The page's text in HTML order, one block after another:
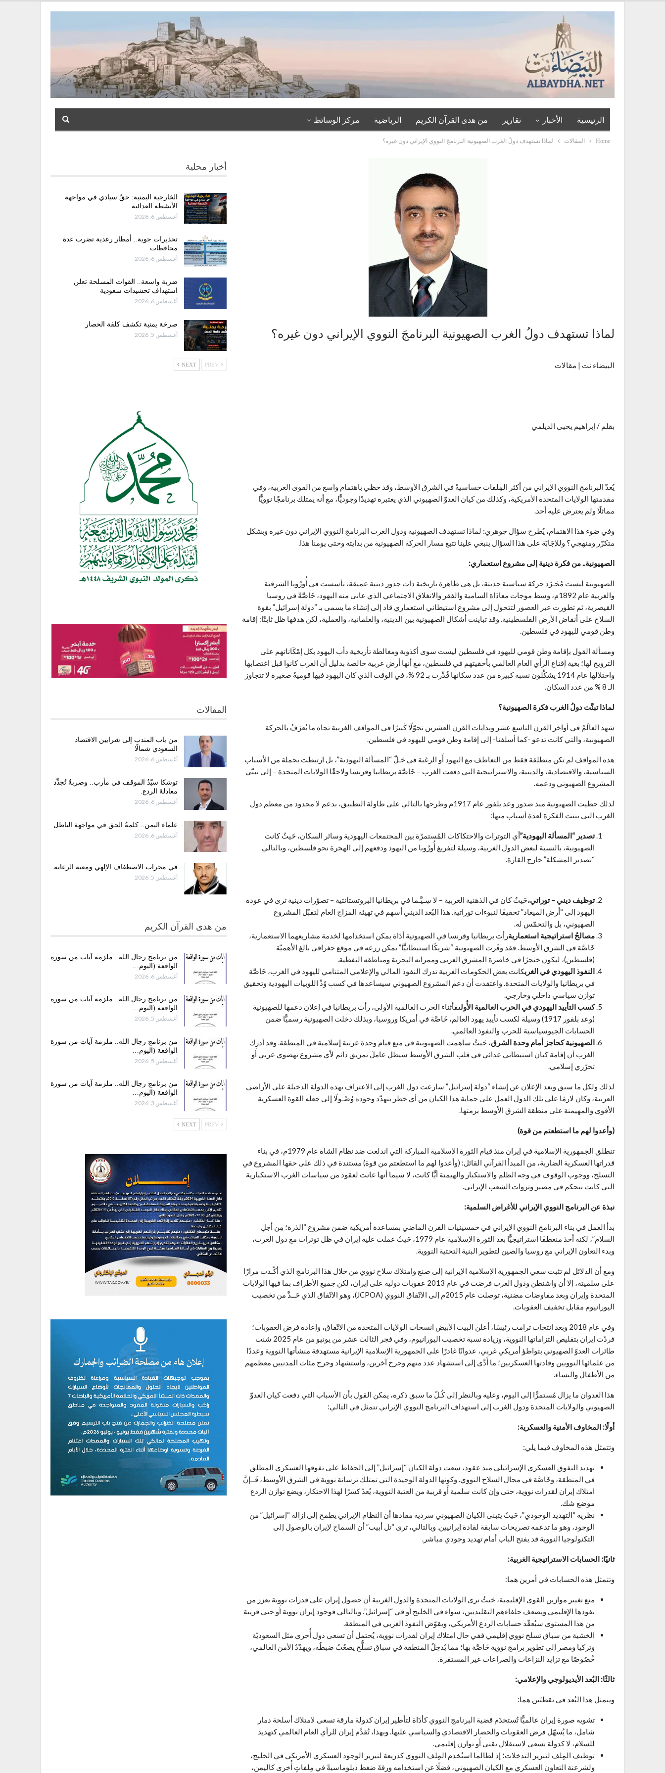
الرئيسية الأخبار تقارير من هدى القرآن الكريم الرياضية مركز الوسائظ
Home المقالات لماذا تستهدف دولُ الغرب الصهيونية البرنامجَ النووي الإيراني دون غيره؟
لماذا تستهدف دولُ الغرب الصهيونية البرنامجَ النووي الإيراني دون غيره؟
البيضاء نت | مقالات
بقلم / إبراهيم يحيى الديلمي
يُعدّ البرنامج النووي الإيراني من أكثر المِلفات حساسيةً في الشرق الأوسط، وقد حظي باهتمام واسع من القوى الغربية، وفي
مقدمتها الولايات المتحدة الأمريكية، وكذلك من كيان العدوّ الصهيوني الذي يعتبره تهديدًا وجوديًّا، مع أنه يمتلك برنامجًا نوويًّا
مماثلًا ولم يعترض عليه أحد.
وفي ضوء هذا الاهتمام، يُطرح سؤال جوهري: لماذا تستهدف الصهيونية ودول الغرب البرنامج النووي الإيراني دون غيره وبشكل
متكرّر ومنهجي؟ وللإجَابَة على هذا السؤال ينبغي علينا تتبع مسار الحركة الصهيونية من بدايته وحتى يومنا هذا.
الصهيونية.. من فكرة دينية إلى مشروع استعماري:
الصهيونية ليست مُجَـرّد حركة سياسية حديثة، بل هي ظاهرة تاريخية ذات جذور دينية عميقة، تأسست في أُورُوبا الشرقية
والغربية عام 1892م، وسط موجات معادَاة السامية والفقر والانغلاق الاجتماعي الذي عانى منه اليهود، خَاصَّةً في روسيا
القيصرية، ثم تطورت عبر العصور لتتحول إلى مشروع استيطاني استعماري قاد إلى إنشاء ما يسمى بـ “دولة إسرائيل” بقوة
السلاح على أنقاض الأرض الفلسطينية. وقد تباينت أشكال الصهيونية بين الدينية، والعلمانية، والعملية، لكن هدفها ظل ثابتًا: إقامة
وطن قومي لليهود في فلسطين.
ومسألة القول بإقامة وطن قومي لليهود في فلسطين ليست سوى أكذوبة ومغالطة تأريخية دأب اليهود بكل إمْكَاناتهم على
الترويج لها؛ بغية إقناع الرأي العام العالمي بأحقيتهم في فلسطين، مع أنها أرض عربية خالصة بدليل أن العرب كانوا قبل اغتصابها
واحتلالها عام 1914 يشكِّلون نسبة كبيرة من عدد سكانها قُدِّرت بـ 92 %، في الوقت الذي كان اليهود فيها قوميةٌ صغيرة لا تتجاوز
الـ 8 % من عدد السكان.
لماذا تبنَّت دولُ الغرب فكرةَ الصهيونية؟
شهد العالَمُ في أواخر القرن التاسع عشر وبدايات القرن العشرين تحوّلًا كَبيرًا في المواقف الغربية تجاه ما يُعرَفُ بالحركة
الصهيونية، والتي كانت تدعو -كما أسلفنا- إلى إقامة وطن قومي لليهود في فلسطين.
هذه المواقف لم تكن منطلقة فقط من التعاطف مع اليهود أَو الرغبة في حَـلّ “المسألة اليهودية”، بل ارتبطت بجملة من الأسباب
السياسية، والاقتصادية، والدينية، والاستراتيجية التي دفعت الغرب – خَاصَّة بريطانيا وفرنسا ولاحقًا الولايات المتحدة – إلى تبنّي
المشروع الصهيوني ودعمه.
لذلك حظيت الصهيونية منذ صدور وعد بلفور عام 1917م وطرحها بالتالي على طاولة التطبيق، بدعم لا محدود من معظم دول
الغرب التي تبنت الفكرة لعدة أسباب منها:
تصدير “المسألة اليهودية”أي التوترات والاحتكاكات المُستمرّة بين المجتمعات اليهودية وسائر السكان، حَيثُ كانت
الصهيونية، بالنسبة لبعض الدول الغربية، وسيلة لتفريغ أُورُوبا من اليهود ودفعهم إلى الهجرة نحو فلسطين، وبالتالي
“تصدير المشكلة” خارج القارة.
توظيف ديني – توراتي،حَيثُ كان في الذهنية الغربية – لا سِـيَّـما في بريطانيا البروتستانتية – تصوّرات دينية ترى في عودة
اليهود إلى “أرض الميعاد” تحقيقًا لنبوءات توراتية. هذا البُعد الديني أسهم في تهيئة المزاج العام لتقبّل المشروع
الصهيوني، بل والتحمّس له.
مصالحُ استراتيجية استعماريةرأت بريطانيا وفرنسا في الصهيونية أدَاة يمكن استخدامها لخدمة مشاريعهما الاستعمارية،
خَاصَّة في الشرق الأوسط. فقد وفّرت الصهيونية “شريكًا استيطانيًّا” يمكن زرعه في موقع جغرافي بالغ الأهميّة
(فلسطين)، ليكون خنجرًا في خاصرة المشرق العربي وممراته البحرية ومناطقه النفطية.
النفوذ اليهودي في الغربكانت بعض الحكومات الغربية تدرك النفوذ المالي والإعلامي المتنامي لليهود في الغرب، خَاصَّة
في بريطانيا والولايات المتحدة. واعتقدت أن دعم المشروع الصهيوني سيساعدها في كسب وُدِّ اللوبيات اليهودية وتحقيق
توازن سياسي داخلي وخارجي.
كسب التأييد اليهودي في الحرب العالمية الأُولىفأثناء الحرب العالمية الأولى، رأت بريطانيا في إعلان دعمها للصهيونية
(وعد بلفور 1917) وسيلة لكسب تأييد يهود العالم، خَاصَّة في أمريكا وروسيا، وبذلك دخلت الصهيونية رسميًّا ضمن
الحسابات الجيوسياسية للحرب والنفوذ العالمي.
الصهيونية كحاجز أمام وحدة الشرق، حَيثُ ساهمت الصهيونية في منع قيام وحدة عربية إسلامية في المنطقة. وقد أدرك
الغرب أن إقامة كيان استيطاني عدائي في قلب الشرق الأوسط سيظل عاملَ تمزيق دائم لأي مشروع نهضوي عربي أَو
تحرّري إسلامي.
لذلك ولكل ما سيق وبعد الإعلان عن إنشاء “دولة إسرائيل” سارعت دول الغرب إلى الاعتراف بهذه الدولة الدخيلة على الأراضي
العربية، وكان لازمًا على تلك الدول العمل على حماية هذا الكيان من أي خطر يتهدّد وجوده وُصُـولًا إلى جعله القوة العسكرية
الأقوى والمهيمنة على منطقة الشرق الأوسط برمتها.
(وأعدوا لهم ما استطعتم من قوة)
تنطلق الجمهورية الإسلامية في إيران منذ قيام الثورة الإسلامية المباركة التي اندلعت ضد نظام الشاة عام 1979م، في بناء
قدراتها العسكرية الضاربة، من المبدأ القرآني القائل: (وأعدوا لهم ما استطعتم من قوة) مستندة في ذلك على حقها المشروع في
التسلح، ووجوب الوقوف في وجه الظلم والاستكبار والهيمنة أيًّا كانت، لا سيما أنها عانت لعقود من سياسات الغرب الاستكبارية
التي كانت تتحكم في مصير وثروات الشعب الإيراني.
نبذة عن البرنامج النووي الإيراني للأغراض السلمية:
بدأ العمل في بناء البرنامج النووي الإيراني في خمسينيات القرن الماضي بمساعدة أمريكية ضمن مشروع “الذرة؛ مِن أجلِ
السلام”، لكنه أخذ منعطفًا استراتيجيًّا بعد الثورة الإسلامية عام 1979، حَيثُ عملت عليه إيران في ظل توترات مع دول الغرب،
وبدء التعاون الإيراني مع روسيا والصين لتطوير البنية التحتية النووية.
ومع أن الدلائل لم تثبت سعي الجمهورية الإسلامية الإيرانية إلى صنع وامتلاك سلاح نووي من خلال هذا البرنامج الذي أكّـدت مرارًا
على سلميته، إلا أن واشنطن ودول الغرب فرضت في عام 2013 عقوبات دولية على إيران، لكن جميع الأطراف بما فيها الولايات
المتحدة وإيران وبعد مفاوضات مضنية، توصلت عام 2015م إلى الاتّفاق النووي (
JCPOA)، وهو الاتّفاق الذي حَــدَّ من تخصيب
اليورانيوم مقابل تخفيف العقوبات.
وفي عام 2018 وبعد انتخاب ترامب رئيسًا، أعلن البيت الأبيض انسحاب الولايات المتحدة من الاتّفاق، وإعادة فرض العقوبات؛
فردّت إيران بتقليص التزاماتها النووية، وزيادة نسبة تخصيب اليورانيوم، وفي فجر الثالث عشر من يونيو من عام 2025 شنت
طائرات العدوّ الصهيوني بتواطؤ أمريكي غربي، عدوانًا غادرًا على الجمهورية الإسلامية الإيرانية مستهدفة منشأتها النووية وعددًا
من علمائها النوويين وقادتها العسكريين؛ ما أَدَّى إلى استشهاد عدد منهم وجرح آخرين، واستشهاد وجرح مئات المدنيين معظمهم
من الأطفال والنساء.
هذا العدوان ما يزال مُستمرًّا إلى اليوم، وعليه وبالنظر إلى كُـلّ ما سبق ذكره، يمكن القول بأن الأسباب التي دفعت كيان العدوّ
الصهيوني والولايات المتحدة ودول الغرب إلى استهداف البرنامج النووي الإيراني تتمثل في التالي:
أولًا: المخاوف الأمنية والعسكرية:
وتتمثل هذه المخاوف فيما يلي:
تهديد التفوق العسكري الإسرائيلي منذ عقود، سعت دولة الكيان “إسرائيل” إلى الحفاظ على تفوقها العسكري المطلق
في المنطقة، وخَاصَّة في مجال السلاح النووي. وكونها الدولة الوحيدة التي تمتلك ترسانة نووية في الشرق الأوسط، فَــإنَّ
امتلاك إيران لقدرات نووية، حتى وإن كانت سلمية أَو قريبة من العتبة النووية، يُعدّ كسرًا لهذا الاحتكار، ويضع توازن الردع
موضع شك.
نظرية “التهديد الوجودي”، حَيثُ يتبنى الكيان الصهيوني سردية مفادها أن النظام الإيراني يطمح إلى إزالة “إسرائيل” من
الوجود، وهو ما تدعمه تصريحات سابقة لقادة إيرانيين. وبالتالي، ترى “تل أبيب” أن السماح لإيران بالوصول إلى
التكنولوجيا النووية قد يفتح الباب أمام تهديد وجودي مباشر.
ثانيًا: الحسابات الاستراتيجية الغربية:
وتتمثل هذه الحسابات في أمرين هما:
منع تغيير موازين القوى الإقليمية، حَيثُ ترى الولايات المتحدة والدول الغربية أن حصول إيران على قدرات نووية يعزز من
نفوذها الإقليمي ويضعف حلفاءهم التقليديين، سواء في الخليج أَو في “إسرائيل”. وبالتالي فوجود إيران نووية أَو حتى قريبة
من هذا المستوى سيُعقّد حسابات الردع الأمريكي، ويقوّض النفوذ الغربي في المنطقة.
الخشية من سباق تسلح نووي إقليمي ففي حال امتلاك إيران لقدرات نووية، يُحتمل أن تسعى دول أُخرى مثل السعوديّة
وتركيا ومصر إلى تطوير برامج نووية خَاصَّة بها؛ مما يُدخِلُ المنطقة في سباق تسلُّح يصعُبُ ضبطُه، ويهدّدُ الأمن العالمي،
خُصُوصًا مع تزايد النزاعات والصراعات غير المستقرة.
ثالثًا: البُعد الأيديولوجي والإعلامي:
ويتمثل هذا البُعد في نقطتَين هما:
تشويه صورة إيران عالميًّا تُستخدَم قضية البرنامج النووي كأدَاة لتأطير إيران كدولة مارقة تسعى لامتلاك أسلحة دمار
شامل، ما يُسهّل فرض العقوبات والحصار الاقتصادي والسياسي عليها. وبهذا، تُقدَّم إيران للرأي العام العالمي كتهديد
للسلام، لا كدولة تسعى لاستقلال تقني أَو توازن إقليمي.
توظيف المِلف لتبرير التدخلات؛ إذ لطالما استُخدم المِلف النووي كذريعة لتبرير الوجود العسكري الأمريكي في الخليج،
ولشرعنة التعاون العسكري مع الكيان الصهيوني، فضلًا عن استخدامه ورقةَ ضغط دبلوماسيةً في مِلفاتٍ أُخرى كاليمن،
أخبار محلية
الخارجية اليمنية: حقٌ سيادي في مواجهة
الأنشطة العدائية
أغسطس 6, 2026
تحذيرات جوية.. أمطار رعدية تضرب عدة
محافظات
أغسطس 6, 2026
ضربة واسعة.. القوات المسلحة تعلن
استهداف تحشيدات سعودية
أغسطس 6, 2026
صرخة يمنية تكشف كلفة الحصار
أغسطس 5, 2026
NEXT
المقالات
من باب المندب إلى شرايين الاقتصاد
السعودي شمالًا
أغسطس 6, 2026
توشكا سيّدُ الموقف في مأرب.. وضربةٌ تُجدِّد
معادلةَ الردع.
أغسطس 6, 2026
علماء اليمن.. كلمةُ الحق في مواجهة الباطل
أغسطس 6, 2026
في محراب الاصطفاف الإلهي ومعية الرعاية
أغسطس 5, 2026
من هدى القرآن الكريم
من برنامج رجال الله.. ملزمة آيات من سورة
الواقعة (اليوم…
أغسطس 6, 2026
من برنامج رجال الله.. ملزمة آيات من سورة
الواقعة (اليوم…
أغسطس 5, 2026
من برنامج رجال الله.. ملزمة آيات من سورة
الواقعة (اليوم…
أغسطس 5, 2026
من برنامج رجال الله.. ملزمة آيات من سورة
الواقعة (اليوم…
أغسطس 3, 2026
NEXT